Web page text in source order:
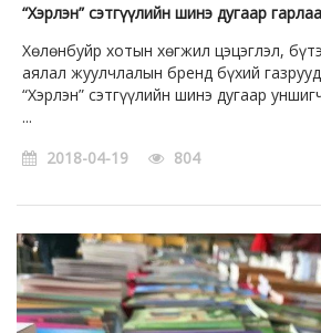
“Хэрлэн” сэтгүүлийн шинэ дугаар гарлаа
Хөлөнбуйр хотын хөгжил цэцэглэл,
аялал жуулчлалын бренд бүхий
“Хэрлэн” сэтгүүлийн шинэ дугаар
...
2018-04-19
804